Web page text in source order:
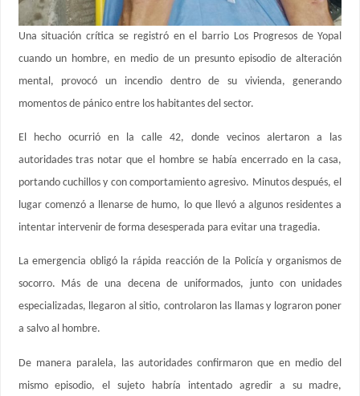
Una situación crítica se registró en el barrio Los Progresos de Yopal
cuando un hombre, en medio de un presunto episodio de alteración
mental, provocó un incendio dentro de su vivienda, generando
momentos de pánico entre los habitantes del sector.
El hecho ocurrió en la calle 42, donde vecinos alertaron a las
autoridades tras notar que el hombre se había encerrado en la casa,
portando cuchillos y con comportamiento agresivo. Minutos después, el
lugar comenzó a llenarse de humo, lo que llevó a algunos residentes a
intentar intervenir de forma desesperada para evitar una tragedia.
La emergencia obligó la rápida reacción de la Policía y organismos de
socorro. Más de una decena de uniformados, junto con unidades
especializadas, llegaron al sitio, controlaron las llamas y lograron poner
a salvo al hombre.
De manera paralela, las autoridades confirmaron que en medio del
mismo episodio, el sujeto habría intentado agredir a su madre,